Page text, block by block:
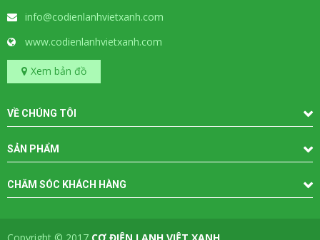
info@codienlanhvietxanh.com
www.codienlanhvietxanh.com
Xem bản đồ
VỀ CHÚNG TÔI
SẢN PHẨM
CHĂM SÓC KHÁCH HÀNG